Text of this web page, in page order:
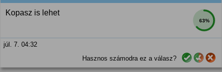
63%
Kopasz is lehet
júl. 7. 04:32
Hasznos számodra ez a válasz?